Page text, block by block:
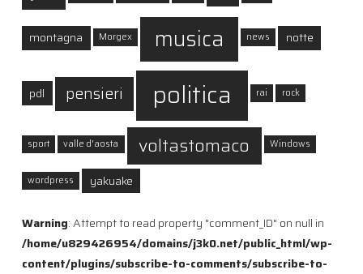
montagna Morgex musica news notte
pdl pensieri politica rai rock
sport valle d'aosta voltastomaco Windows
wordpress yakuake
Warning: Attempt to read property "comment_ID" on null in
/home/u829426954/domains/j3k0.net/public_html/wp-
content/plugins/subscribe-to-comments/subscribe-to-